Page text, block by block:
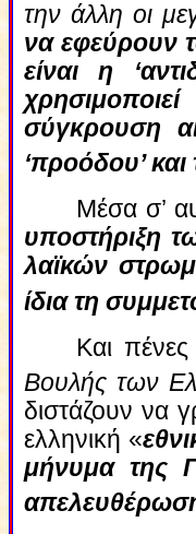
την άλλη οι
να εφεύρουν
είναι η
σύγκρουση
‘προόδου’
Μέσα σ’
υποστήριξη
λαϊκών
ίδια τη
Και
Βουλής των
διστάζουν να
ελληνική «
μήνυμα της